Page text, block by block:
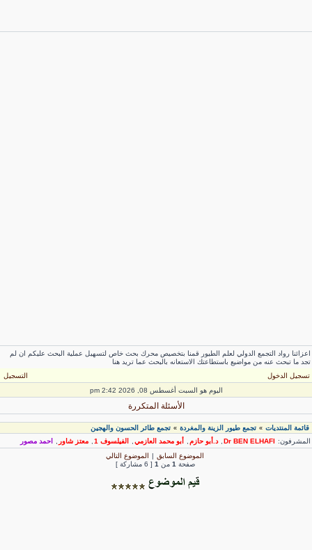
رواد التجمع الدولي لعلم الطيور قمنا بتخصيص محرك بحث خاص لتسهيل عملية البحث عليكم ان لم
ما تبحث عنه من مواضيع باستطاعتك الاستعانه بالبحث عما تريد هنا
تسجيل الدخول
التسجيل
اليوم هو السبت أغسطس 08, 2026 2:42 pm
الأسئلة المتكررة
قائمة المنتديات» تجمع طيور الزينة والمغردة» تجمع طائر الحسون والهجين
Dr BEN ELHAFI
, د.أبو حازم, أبو محمد العازمي , الفيلسوف 1 , معتز شاور
احمد مصور
الموضوع السابق| الموضوع التالي
صفحة1 من [ 6 مشاركة ]